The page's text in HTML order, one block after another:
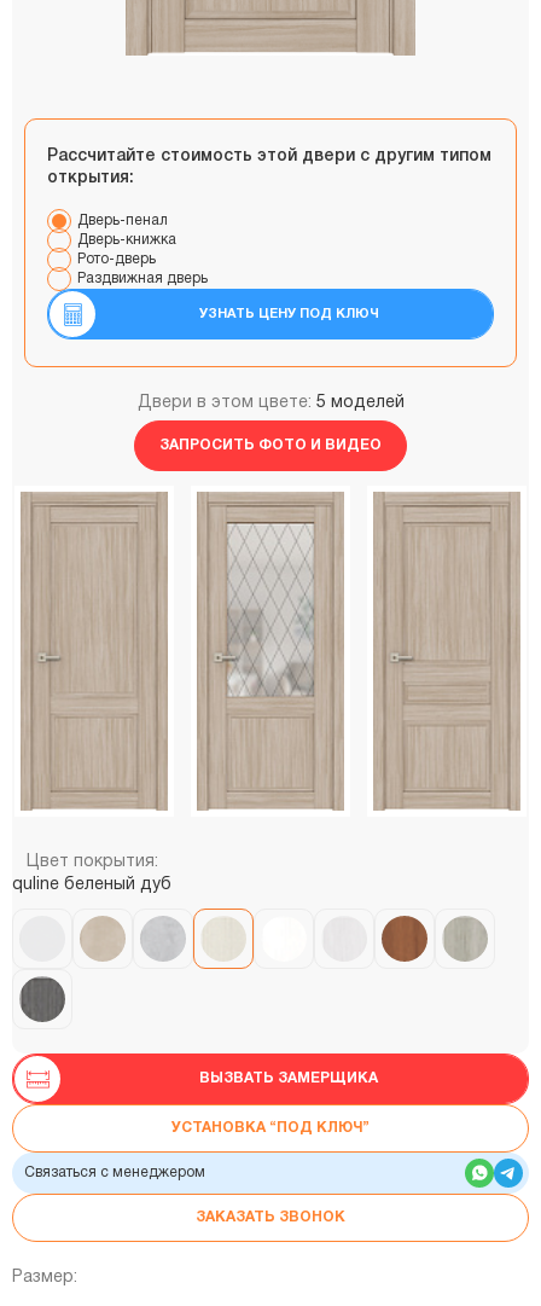
Рассчитайте стоимость этой двери с другим типом
открытия:
Дверь-пенал
Дверь-книжка
Рото-дверь
Раздвижная дверь
УЗНАТЬ ЦЕНУ ПОД КЛЮЧ
Двери в этом цвете: 5 моделей
ЗАПРОСИТЬ ФОТО И ВИДЕО
Цвет покрытия:
quline беленый дуб
ВЫЗВАТЬ ЗАМЕРЩИКА
УСТАНОВКА “ПОД КЛЮЧ”
Связаться с менеджером
ЗАКАЗАТЬ ЗВОНОК
Размер: